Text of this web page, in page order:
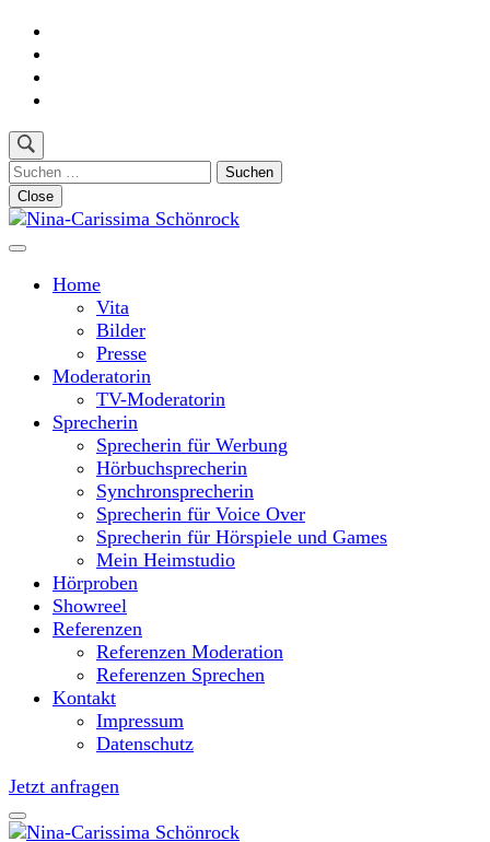
Skip
content
(Press
Suchen
nach:
Close
Nina-Carissima Schönrock
Home
Vita
Bilder
Presse
Moderatorin
TV-Moderatorin
Sprecherin
Sprecherin für Werbung
Hörbuchsprecherin
Synchronsprecherin
Sprecherin für Voice Over
Sprecherin für Hörspiele und Games
Mein Heimstudio
Hörproben
Showreel
Referenzen
Referenzen Moderation
Referenzen Sprechen
Kontakt
Impressum
Datenschutz
Jetzt anfragen